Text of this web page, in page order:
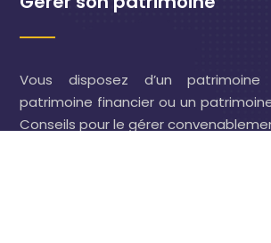
Vous disposez d’un patrimoine
patrimoine financier ou un
Conseils pour le gérer